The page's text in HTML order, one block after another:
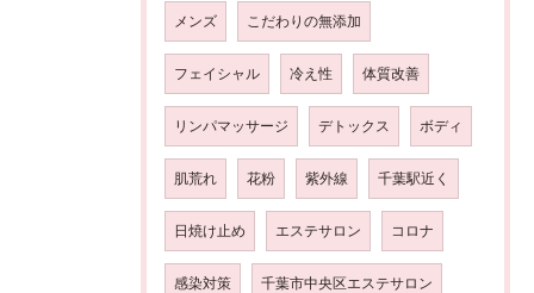
メンズ こだわりの無添加
フェイシャル 冷え性 体質改善
リンパマッサージ デトックス ボディ
肌荒れ 花粉 紫外線 千葉駅近く
日焼け止め エステサロン コロナ
感染対策 千葉市中央区エステサロン